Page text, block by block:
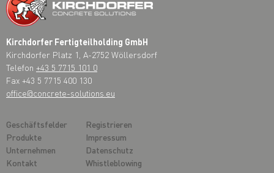
Kirchdorfer Fertigteilholding GmbH
Kirchdorfer Platz 1, A-2752 Wöllersdorf
Telefon +43 5 7715 101 0
Fax +43 5 7715 400 130
office@concrete-solutions.eu
Geschäftsfelder
Produkte
Unternehmen
Kontakt
Registrieren
Impressum
Datenschutz
Whistleblowing